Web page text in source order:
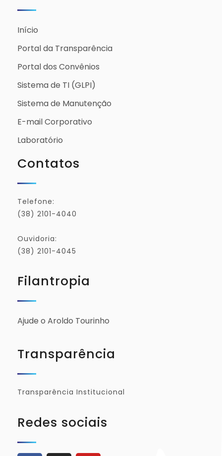
Início
Portal da Transparência
Portal dos Convênios
Sistema de TI (GLPI)
Sistema de Manutenção
E-mail Corporativo
Laboratório
Contatos
Telefone:
(38) 2101-4040
Ouvidoria:
(38) 2101-4045
Filantropia
Ajude o Aroldo Tourinho
Transparência
Transparência Institucional
Redes sociais